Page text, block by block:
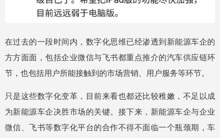
在过去的一段时间内，数字化思维已经渗透到新能源车企的
方方面面，包括企业微信与飞书都重点推介的汽车供应链环
节，也包括用户所能接触到的市场营销、用户服务等环节。
只是这些数字化变革，目前来看也都还比较稚嫩，不足以成
为新能源车企决胜市场的关键。接下来，新能源车企与企业
微信、飞书等数字化平台的合作不得不面临一个瓶颈期，车